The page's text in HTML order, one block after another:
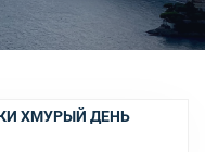
ХМУРЫЙ ДЕНЬ